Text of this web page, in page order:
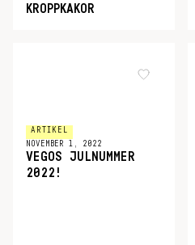
KROPPKAKOR
ARTIKEL
NOVEMBER 1, 2022
VEGOS JULNUMMER
2022!